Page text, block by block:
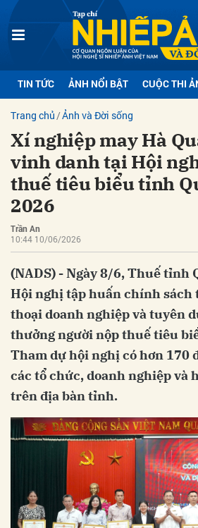
TIN TỨC ẢNH NỔI BẬT CUỘC THI
Trang chủ Ảnh và Đời sống
Xí nghiệp may Hà
vinh danh tại Hội
thuế tiêu biểu tỉnh
2026
Trần An
10:44 10/06/2026
(NADS) - Ngày 8/6, Thuế tỉnh
Hội nghị tập huấn chính sách
thoại doanh nghiệp và tuyên
thưởng người nộp thuế tiêu
Tham dự hội nghị có hơn 170
các tổ chức, doanh nghiệp và
trên địa bàn tỉnh.
luận